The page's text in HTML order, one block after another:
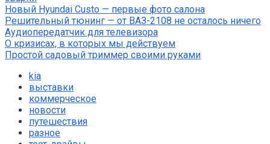
Новый Hyundai Custo — первые фото салона
Решительный тюнинг — от ВАЗ-2108 не осталось ничего
Аудиопередатчик для телевизора
О кризисах, в которых мы действуем
Простой садовый триммер своими руками
kia
выставки
коммерческое
новости
путешествия
разное